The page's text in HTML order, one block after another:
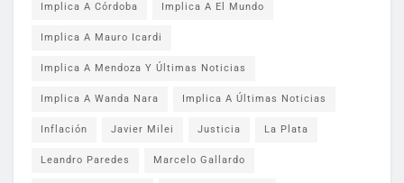
Implica A Córdoba Implica A El Mundo
Implica A Mauro Icardi
Implica A Mendoza Y Últimas Noticias
Implica A Wanda Nara Implica A Últimas Noticias
Inflación Javier Milei Justicia La Plata
Leandro Paredes Marcelo Gallardo